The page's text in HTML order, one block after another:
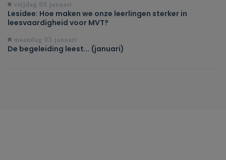
vrijdag 09 januari
Lesidee: Hoe maken we onze leerlingen sterker in
leesvaardigheid voor MVT?
maandag 05 januari
De begeleiding leest... (januari)